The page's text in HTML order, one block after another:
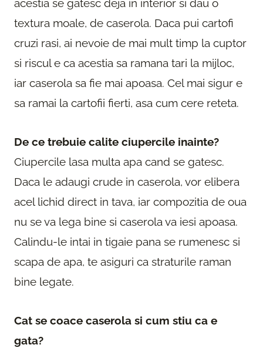
acestia se gatesc deja in interior si dau o
textura moale, de caserola. Daca pui cartofi
cruzi rasi, ai nevoie de mai mult timp la cuptor
si riscul e ca acestia sa ramana tari la mijloc,
iar caserola sa fie mai apoasa. Cel mai sigur e
sa ramai la cartofii fierti, asa cum cere reteta.
De ce trebuie calite ciupercile inainte?
Ciupercile lasa multa apa cand se gatesc.
Daca le adaugi crude in caserola, vor elibera
acel lichid direct in tava, iar compozitia de oua
nu se va lega bine si caserola va iesi apoasa.
Calindu-le intai in tigaie pana se rumenesc si
scapa de apa, te asiguri ca straturile raman
bine legate.
Cat se coace caserola si cum stiu ca e
gata?